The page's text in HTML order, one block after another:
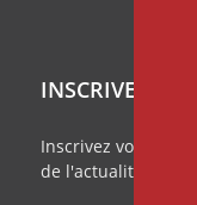
Scientifique
INSCRIVEZ
Inscrivez vous à
de l'actualité de vos